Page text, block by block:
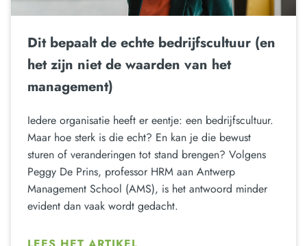
Dit bepaalt de echte bedrijfscultuur (en
het zijn niet de waarden van het
management)
Iedere organisatie heeft er eentje: een bedrijfscultuur.
Maar hoe sterk is die echt? En kan je die bewust
sturen of veranderingen tot stand brengen? Volgens
Peggy De Prins, professor HRM aan Antwerp
Management School (AMS), is het antwoord minder
evident dan vaak wordt gedacht.